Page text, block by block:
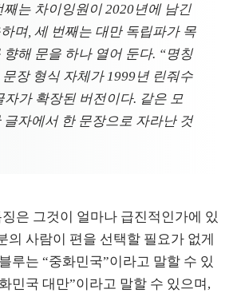
째는 차이잉원이 2020년에 남긴
며, 세 번째는 대만 독립파가 목
향해 문을 하나 열어 둔다. “명칭
장 형식 자체가 1999년 린줘수
자가 확장된 버전이다. 같은 모
글자에서 한 문장으로 자라난 것
은 그것이 얼마나 급진적인가에 있
의 사람이 편을 선택할 필요가 없게
루는 “중화민국”이라고 말할 수 있
민국 대만”이라고 말할 수 있으며,